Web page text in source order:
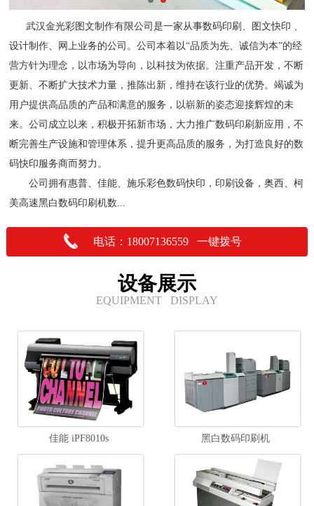
武汉金光彩图文制作有限公司是一家从事数码印刷、图文快印 、
设计制作、网上业务的公司。公司本着以“品质为先、诚信为本”的经
营方针为理念，以市场为导向，以科技为依据。注重产品开发，不断
更新、不断扩大技术力量，推陈出新，维持在该行业的优势。竭诚为
用户提供高品质的产品和满意的服务，以崭新的姿态迎接辉煌的未
来。公司成立以来，积极开拓新市场，大力推广数码印刷新应用，不
断完善生产设施和管理体系，提升更高品质的服务，为打造良好的数
码快印服务商而努力。
公司拥有惠普、佳能、施乐彩色数码快印，印刷设备，奥西、柯
美高速黑白数码印刷机数...
电话：18007136559 一键拨号
设备展示
EQUIPMENT DISPLAY
佳能 iPF8010s 黑白数码印刷机